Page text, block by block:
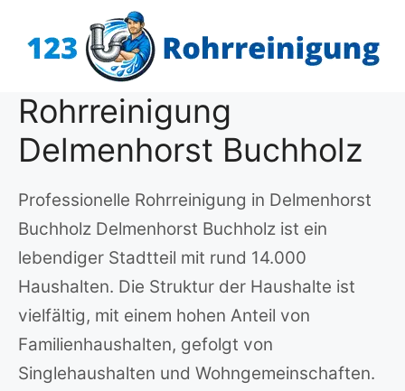
Inhalt
Rohrreinigung
Delmenhorst Buchholz
Professionelle Rohrreinigung in Delmenhorst
Buchholz Delmenhorst Buchholz ist ein
lebendiger Stadtteil mit rund 14.000
Haushalten. Die Struktur der Haushalte ist
vielfältig, mit einem hohen Anteil von
Familienhaushalten, gefolgt von
Singlehaushalten und Wohngemeinschaften.